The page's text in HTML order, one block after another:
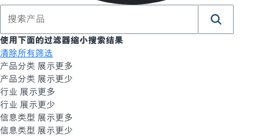
使用下面的过滤器缩小搜索结果
清除所有筛选
产品分类 展示更多
产品分类 展示更少
行业 展示更多
行业 展示更少
信息类型 展示更多
信息类型 展示更少